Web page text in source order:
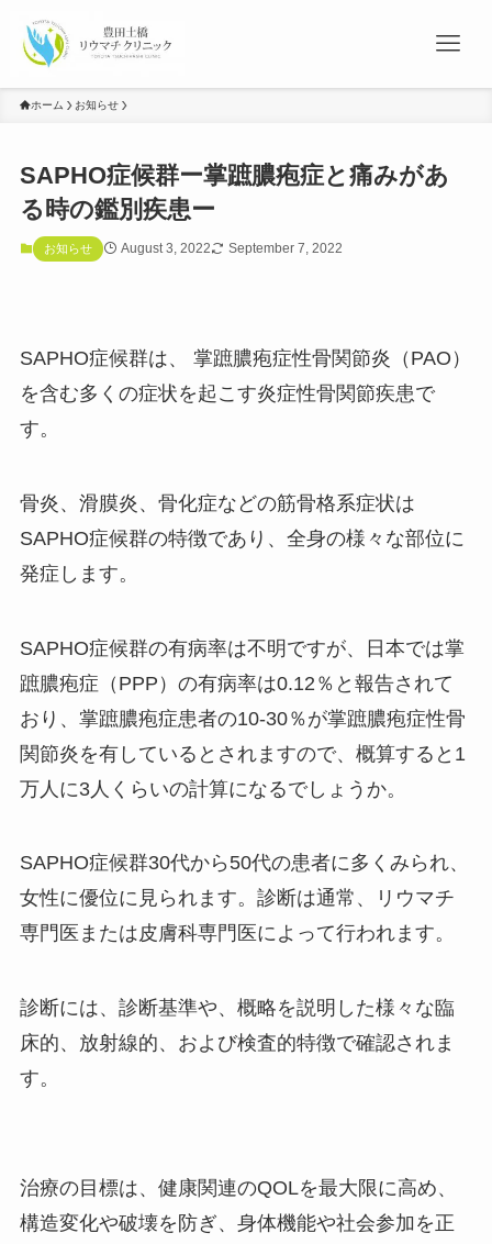
ホーム お知らせ
SAPHO症候群ー掌蹠膿疱症と痛みがあ
る時の鑑別疾患ー
お知らせ August 3, 2022 September 7, 2022
SAPHO症候群は、 掌蹠膿疱症性骨関節炎（PAO）
を含む多くの症状を起こす炎症性骨関節疾患で
す。
骨炎、滑膜炎、骨化症などの筋骨格系症状は
SAPHO症候群の特徴であり、全身の様々な部位に
発症します。
SAPHO症候群の有病率は不明ですが、日本では掌
蹠膿疱症（PPP）の有病率は0.12％と報告されて
おり、掌蹠膿疱症患者の10-30％が掌蹠膿疱症性骨
関節炎を有しているとされますので、概算すると1
万人に3人くらいの計算になるでしょうか。
SAPHO症候群30代から50代の患者に多くみられ、
女性に優位に見られます。診断は通常、リウマチ
専門医または皮膚科専門医によって行われます。
診断には、診断基準や、概略を説明した様々な臨
床的、放射線的、および検査的特徴で確認されま
す。
治療の目標は、健康関連のQOLを最大限に高め、
構造変化や破壊を防ぎ、身体機能や社会参加を正